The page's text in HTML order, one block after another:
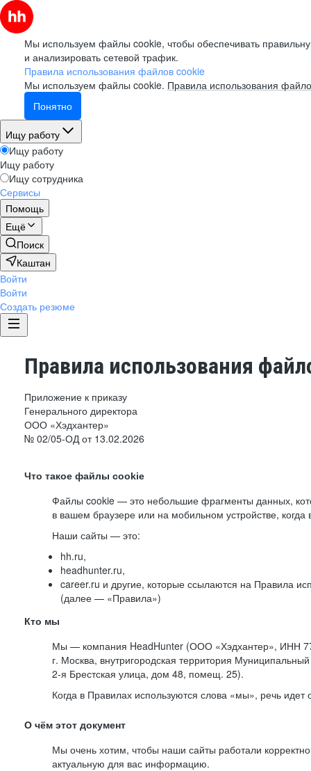
Мы используем файлы cookie, чтобы обеспечивать
и анализировать сетевой трафик.
Правила использования файлов cookie
Мы используем файлы cookie. Правила использования
Понятно
Ищу работу
Ищу работу
Ищу работу
Ищу сотрудника
Сервисы
Помощь
Ещё
Поиск
Каштан
Войти
Войти
Создать резюме
Правила использования
Приложение к приказу
Генерального директора
ООО «Хэдхантер»
№ 02/05-ОД от 13.02.2026
Что такое файлы cookie
Файлы cookie — это небольшие фрагменты данных,
в вашем браузере или на мобильном устройстве,
Наши сайты — это:
hh.ru,
headhunter.ru,
career.ru и другие, которые ссылаются на Правила
(далее — «Правила»)
Кто мы
Мы — компания HeadHunter (ООО «Хэдхантер», ИНН
г. Москва, внутригородская территория Муниципальный
2-я Брестская улица, дом 48, помещ. 25).
Когда в Правилах используются слова «мы», речь
О чём этот документ
Мы очень хотим, чтобы наши сайты работали
актуальную для вас информацию.